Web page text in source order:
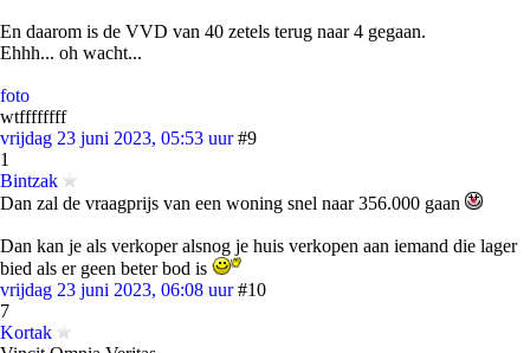
En daarom is de VVD van 40 zetels terug naar 4 gegaan.
Ehhh... oh wacht...
foto
wtffffffff
vrijdag 23 juni 2023, 05:53 uur #9
1
Bintzak
Dan zal de vraagprijs van een woning snel naar 356.000 gaan
Dan kan je als verkoper alsnog je huis verkopen aan iemand die lager
bied als er geen beter bod is
vrijdag 23 juni 2023, 06:08 uur #10
7
Kortak